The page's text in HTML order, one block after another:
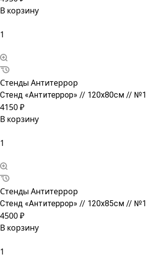
В корзину
Стенды Антитеррор
Стенд «Антитеррор» // 120х80см // №1
4150 ₽
В корзину
Стенды Антитеррор
Стенд «Антитеррор» // 120х85см // №1
4500 ₽
В корзину